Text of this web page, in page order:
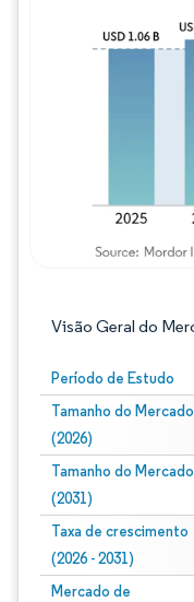
Visão Geral do
Período de Estudo
Tamanho do Mercado
(2026)
Tamanho do Mercado
(2031)
Taxa de crescimento
(2026 - 2031)
Mercado de